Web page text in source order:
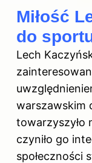
Miłość
do
Lech
warszawskim
towarzyszyło
czyniło go
społeczności